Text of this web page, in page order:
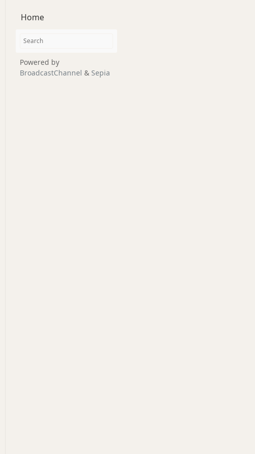
Home
Powered by
BroadcastChannel & Sepia